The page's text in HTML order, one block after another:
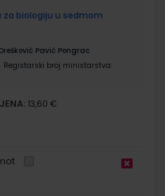
za biologiju u sedmom
Pavić Pongrac
Registarski broj ministarstva:
13,60 €